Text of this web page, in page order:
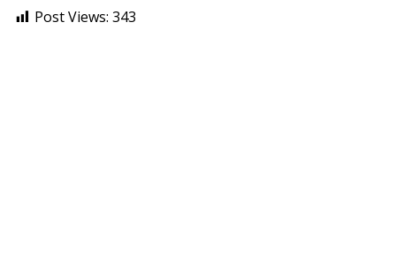
Post Views: 343